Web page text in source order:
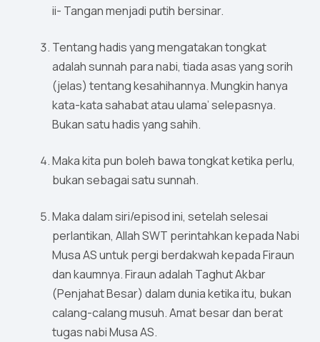
ii- Tangan menjadi putih bersinar.
Tentang hadis yang mengatakan tongkat
adalah sunnah para nabi, tiada asas yang sorih
(jelas) tentang kesahihannya. Mungkin hanya
kata-kata sahabat atau ulama’ selepasnya.
Bukan satu hadis yang sahih.
Maka kita pun boleh bawa tongkat ketika perlu,
bukan sebagai satu sunnah.
Maka dalam siri/episod ini, setelah selesai
perlantikan, Allah SWT perintahkan kepada Nabi
Musa AS untuk pergi berdakwah kepada Firaun
dan kaumnya. Firaun adalah Taghut Akbar
(Penjahat Besar) dalam dunia ketika itu, bukan
calang-calang musuh. Amat besar dan berat
tugas nabi Musa AS.